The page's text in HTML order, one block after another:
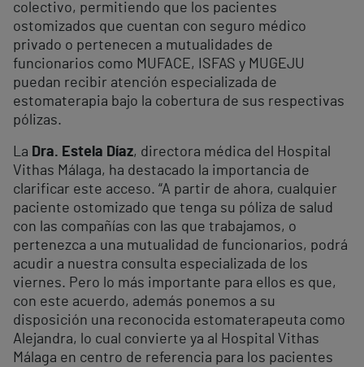
colectivo, permitiendo que los pacientes
ostomizados que cuentan con seguro médico
privado o pertenecen a mutualidades de
funcionarios como MUFACE, ISFAS y MUGEJU
puedan recibir atención especializada de
estomaterapia bajo la cobertura de sus respectivas
pólizas.
La Dra. Estela Díaz, directora médica del Hospital
Vithas Málaga, ha destacado la importancia de
clarificar este acceso. “A partir de ahora, cualquier
paciente ostomizado que tenga su póliza de salud
con las compañías con las que trabajamos, o
pertenezca a una mutualidad de funcionarios, podrá
acudir a nuestra consulta especializada de los
viernes. Pero lo más importante para ellos es que,
con este acuerdo, además ponemos a su
disposición una reconocida estomaterapeuta como
Alejandra, lo cual convierte ya al Hospital Vithas
Málaga en centro de referencia para los pacientes